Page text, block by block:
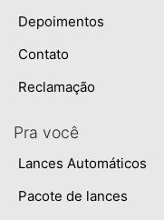
Depoimentos
Contato
Reclamação
Pra você
Lances Automáticos
Pacote de lances